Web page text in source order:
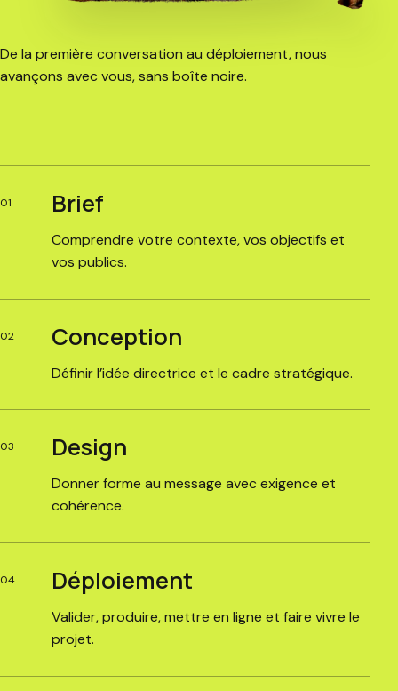
De la première conversation au déploiement, nous
avançons avec vous, sans boîte noire.
01 Brief
Comprendre votre contexte, vos objectifs et
vos publics.
02 Conception
Définir l’idée directrice et le cadre stratégique.
03 Design
Donner forme au message avec exigence et
cohérence.
04 Déploiement
Valider, produire, mettre en ligne et faire vivre le
projet.